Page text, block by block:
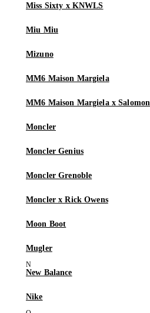
Miss Sixty x KNWLS
Miu Miu
Mizuno
MM6 Maison Margiela
MM6 Maison Margiela x Salomon
Moncler
Moncler Genius
Moncler Grenoble
Moncler x Rick Owens
Moon Boot
Mugler
New Balance
Nike